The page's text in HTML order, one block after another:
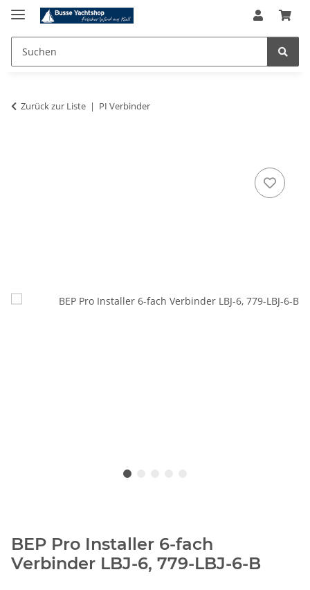
Zurück zur Liste PI Verbinder
BEP Pro Installer 6-fach
Verbinder LBJ-6, 779-LBJ-6-B